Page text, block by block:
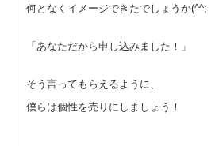
何となくイメージできたでしょうか(^^;
「あなただから申し込みました！」
そう言ってもらえるように、
僕らは個性を売りにしましょう！